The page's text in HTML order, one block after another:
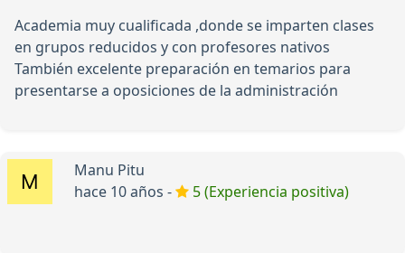
Academia muy cualificada ,donde se imparten clases
en grupos reducidos y con profesores nativos
También excelente preparación en temarios para
presentarse a oposiciones de la administración
Manu Pitu
hace 10 años -
5 (Experiencia positiva)